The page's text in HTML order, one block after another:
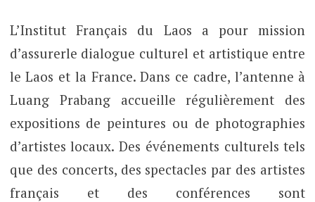
L’Institut Français du Laos a pour mission
d’assurerle dialogue culturel et artistique entre
le Laos et la France. Dans ce cadre, l’antenne à
Luang Prabang accueille régulièrement des
expositions de peintures ou de photographies
d’artistes locaux. Des événements culturels tels
que des concerts, des spectacles par des artistes
français et des conférences sont